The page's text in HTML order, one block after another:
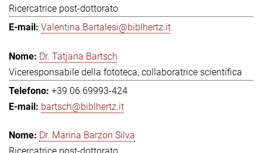
Ricercatrice post-dottorato
Valentina.Bartalesi@biblhertz.it
Dr. Tatjana Bartsch
Viceresponsabile della fototeca, collaboratrice scientifica
+39 06 69993-424
bartsch@biblhertz.it
Dr. Marina Barzon Silva